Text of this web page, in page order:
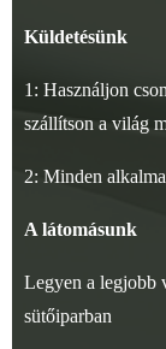
Küldetésünk
1: Használjon
szállítson a világ
2: Minden
A látomásunk
Legyen a legjobb
sütőiparban